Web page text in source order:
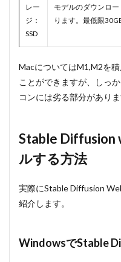
ロード
する
UI（AUTOMATIC1111）
3.3
Macで
Stable
使う方法
3.3.1
Homebrew
ール方法
3.3.2
ストー
ル方法
レー
ジ：
SSD
モデルのダウンロ
ります。最低限
MacについてはM1,M2を
ことができますが、しっ
コンには劣る部分がありま
Stable Diffusion
ルする方法
実際にStable Diffusion
紹介します。
WindowsでStable